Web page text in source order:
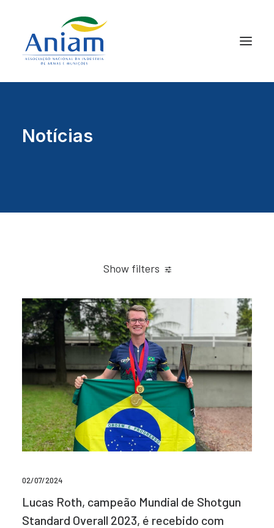
Notícias
Show filters
02/07/2024
Lucas Roth, campeão Mundial de Shotgun
Standard Overall 2023, é recebido com